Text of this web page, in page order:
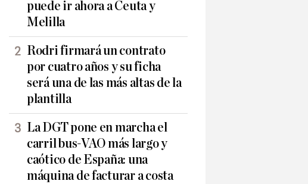
puede ir ahora a Ceuta y
Melilla
Rodri firmará un contrato
por cuatro años y su ficha
será una de las más altas de la
plantilla
La DGT pone en marcha el
carril bus-VAO más largo y
caótico de España: una
máquina de facturar a costa